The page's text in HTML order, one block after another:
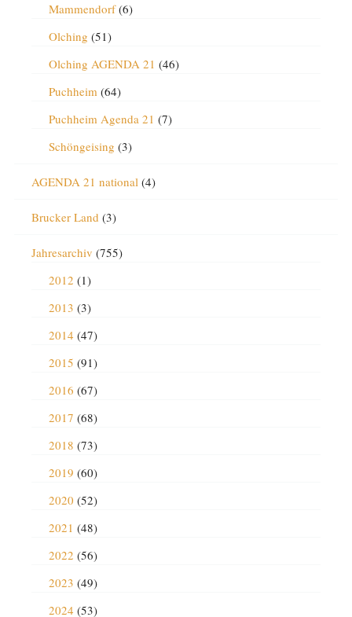
Mammendorf(6)
Olching (51)
Olching AGENDA 21 (46)
Puchheim(64)
Puchheim Agenda 21 (7)
Schöngeising (3)
AGENDA 21 national(4)
Brucker Land (3)
Jahresarchiv (755)
2012 (1)
2013 (3)
2014 (47)
2015 (91)
2016 (67)
2017 (68)
2018 (73)
2019 (60)
2020 (52)
2021 (48)
2022 (56)
2023 (49)
2024 (53)